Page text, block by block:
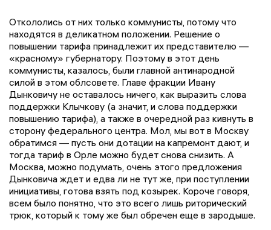
Откололись от них только коммунисты, потому что
находятся в деликатном положении. Решение о
повышении тарифа принадлежит их представителю —
«красному» губернатору. Поэтому в этот день
коммунисты, казалось, были главной антинародной
силой в этом облсовете. Главе фракции Ивану
Дынковичу не оставалось ничего, как выразить слова
поддержки Клычкову (а значит, и слова поддержки
повышению тарифа), а также в очередной раз кивнуть в
сторону федерального центра. Мол, мы вот в Москву
обратимся — пусть они дотации на капремонт дают, и
тогда тариф в Орле можно будет снова снизить. А
Москва, можно подумать, очень этого предложения
Дынковича ждет и едва ли не тут же, при поступлении
инициативы, готова взять под козырек. Короче говоря,
всем было понятно, что это всего лишь риторический
трюк, который к тому же был обречен еще в зародыше.